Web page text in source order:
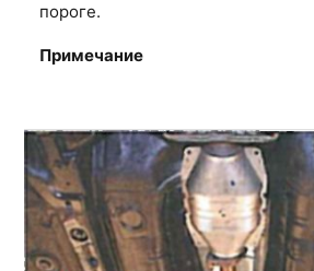
пороге.
Примечание